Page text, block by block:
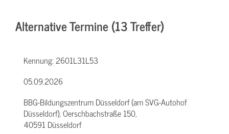
Alternative Termine (13 Treffer)
Kennung:2601L31L53
05.09.2026
BBG-Bildungszentrum Düsseldorf (am SVG-Autohof
Düsseldorf), Oerschbachstraße 150,
40591 Düsseldorf